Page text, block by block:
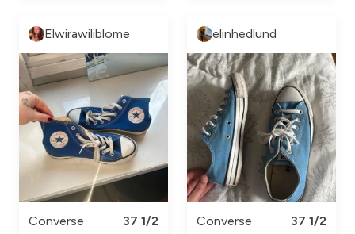
Elwirawiliblome
Converse
37 1/2
elinhedlund
Converse
37 1/2